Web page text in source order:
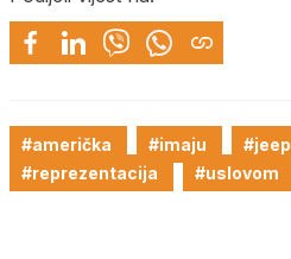
#američka #imaju #jeep
#reprezentacija
#uslovom